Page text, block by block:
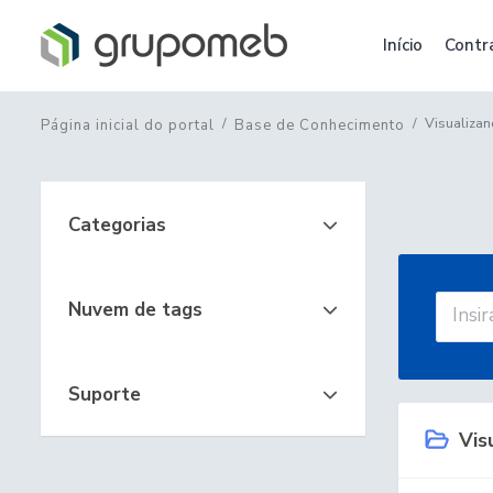
Início
Página inicial do portal Base de Conhecimento
Categorias
Nuvem de tags
Suporte